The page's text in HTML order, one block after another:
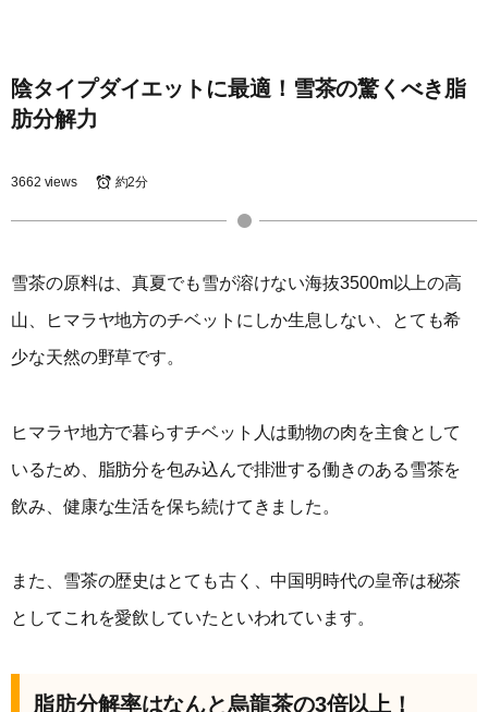
陰タイプダイエットに最適！雪茶の驚くべき脂
肪分解力
3662 views 約2分
雪茶の原料は、真夏でも雪が溶けない海抜3500m以上の高
山、ヒマラヤ地方のチベットにしか生息しない、とても希
少な天然の野草です。
ヒマラヤ地方で暮らすチベット人は動物の肉を主食として
いるため、脂肪分を包み込んで排泄する働きのある雪茶を
飲み、健康な生活を保ち続けてきました。
また、雪茶の歴史はとても古く、中国明時代の皇帝は秘茶
としてこれを愛飲していたといわれています。
脂肪分解率はなんと烏龍茶の3倍以上！